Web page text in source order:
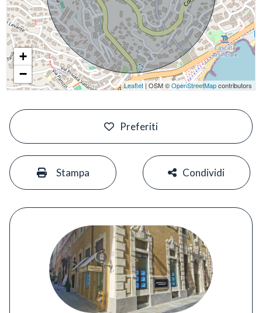
+
−
Leaflet| OSM ©OpenStreetMapcontributors
Preferiti
Stampa Condividi